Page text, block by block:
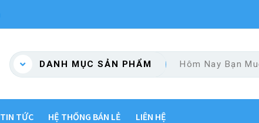
DANH MỤC SẢN PHẨM
TIN TỨC HỆ THỐNG BÁN LẺ LIÊN HỆ